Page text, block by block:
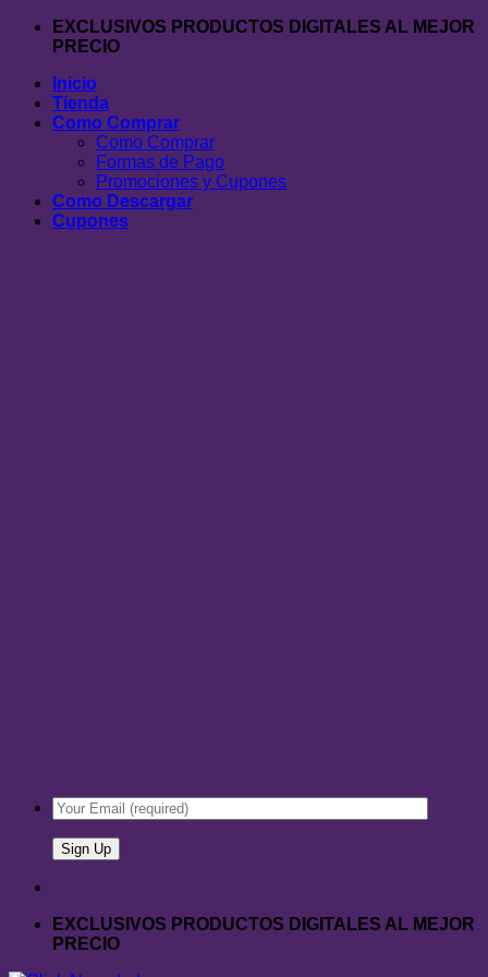
Saltar
EXCLUSIVOS PRODUCTOS DIGITALES AL MEJOR
PRECIO
Inicio
Tienda
Como Comprar
Como Comprar
Formas de Pago
Promociones y Cupones
Como Descargar
Cupones
EXCLUSIVOS PRODUCTOS DIGITALES AL MEJOR
PRECIO